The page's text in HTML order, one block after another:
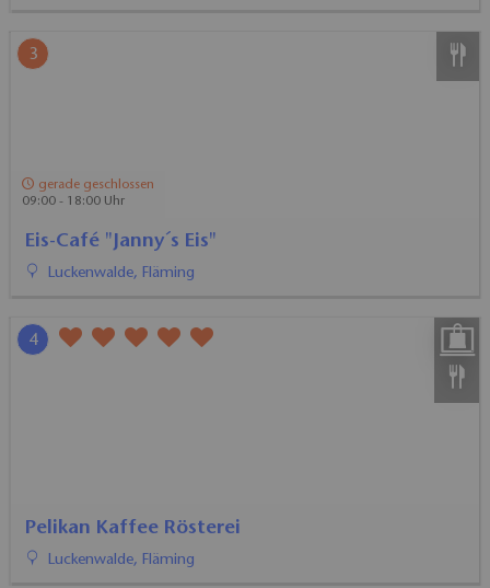
3
gerade geschlossen
09:00 - 18:00 Uhr
Eis-Café "Janny´s Eis"
Luckenwalde, Fläming
4
Pelikan Kaffee Rösterei
Luckenwalde, Fläming